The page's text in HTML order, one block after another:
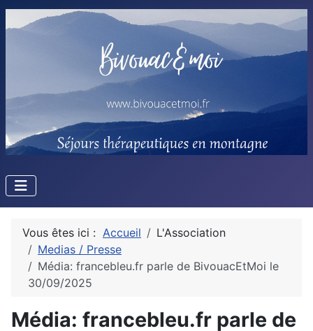
Vous êtes ici : Accueil
L'Association
Medias / Presse
Média: francebleu.fr parle de BivouacEtMoi le
30/09/2025
Média: francebleu.fr parle de